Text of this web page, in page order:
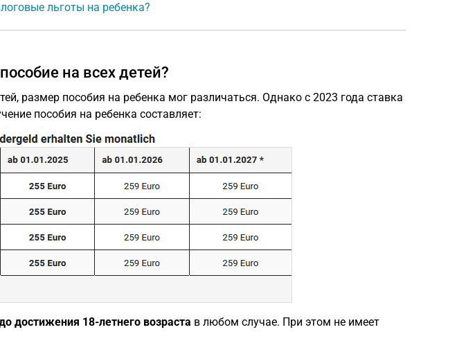
льготы на ребенка?
на всех детей?
размер пособия на ребенка мог различаться. Однако с 2023 года ставка
пособия на ребенка составляет:
достижения 18-летнего возраста в любом случае. При этом не имеет